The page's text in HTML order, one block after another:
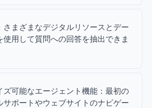
さまざまなデジタルリソースとデー
使用して質問への回答を抽出できま
ズ可能なエージェント機能：最初の
サポートやウェブサイトのナビゲー